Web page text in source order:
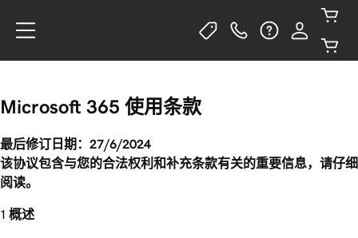
Microsoft 365 使用条款
最后修订日期：27/6/2024
该协议包含与您的合法权利和补充条款有关的重要信息，请仔细
阅读。
概述